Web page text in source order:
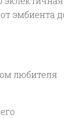
эмбиента
любителя